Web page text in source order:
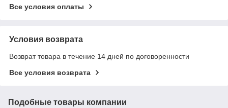
Все условия оплаты
Условия возврата
Возврат товара в течение 14 дней по договоренности
Все условия возврата
Подобные товары компании